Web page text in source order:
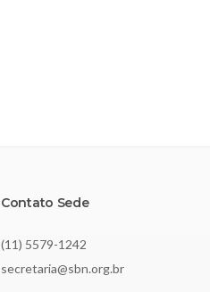
Contato Sede
(11) 5579-1242
secretaria@sbn.org.br